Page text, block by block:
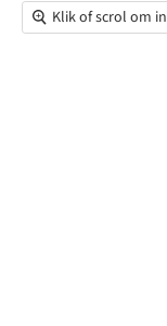
Klik of scrol om